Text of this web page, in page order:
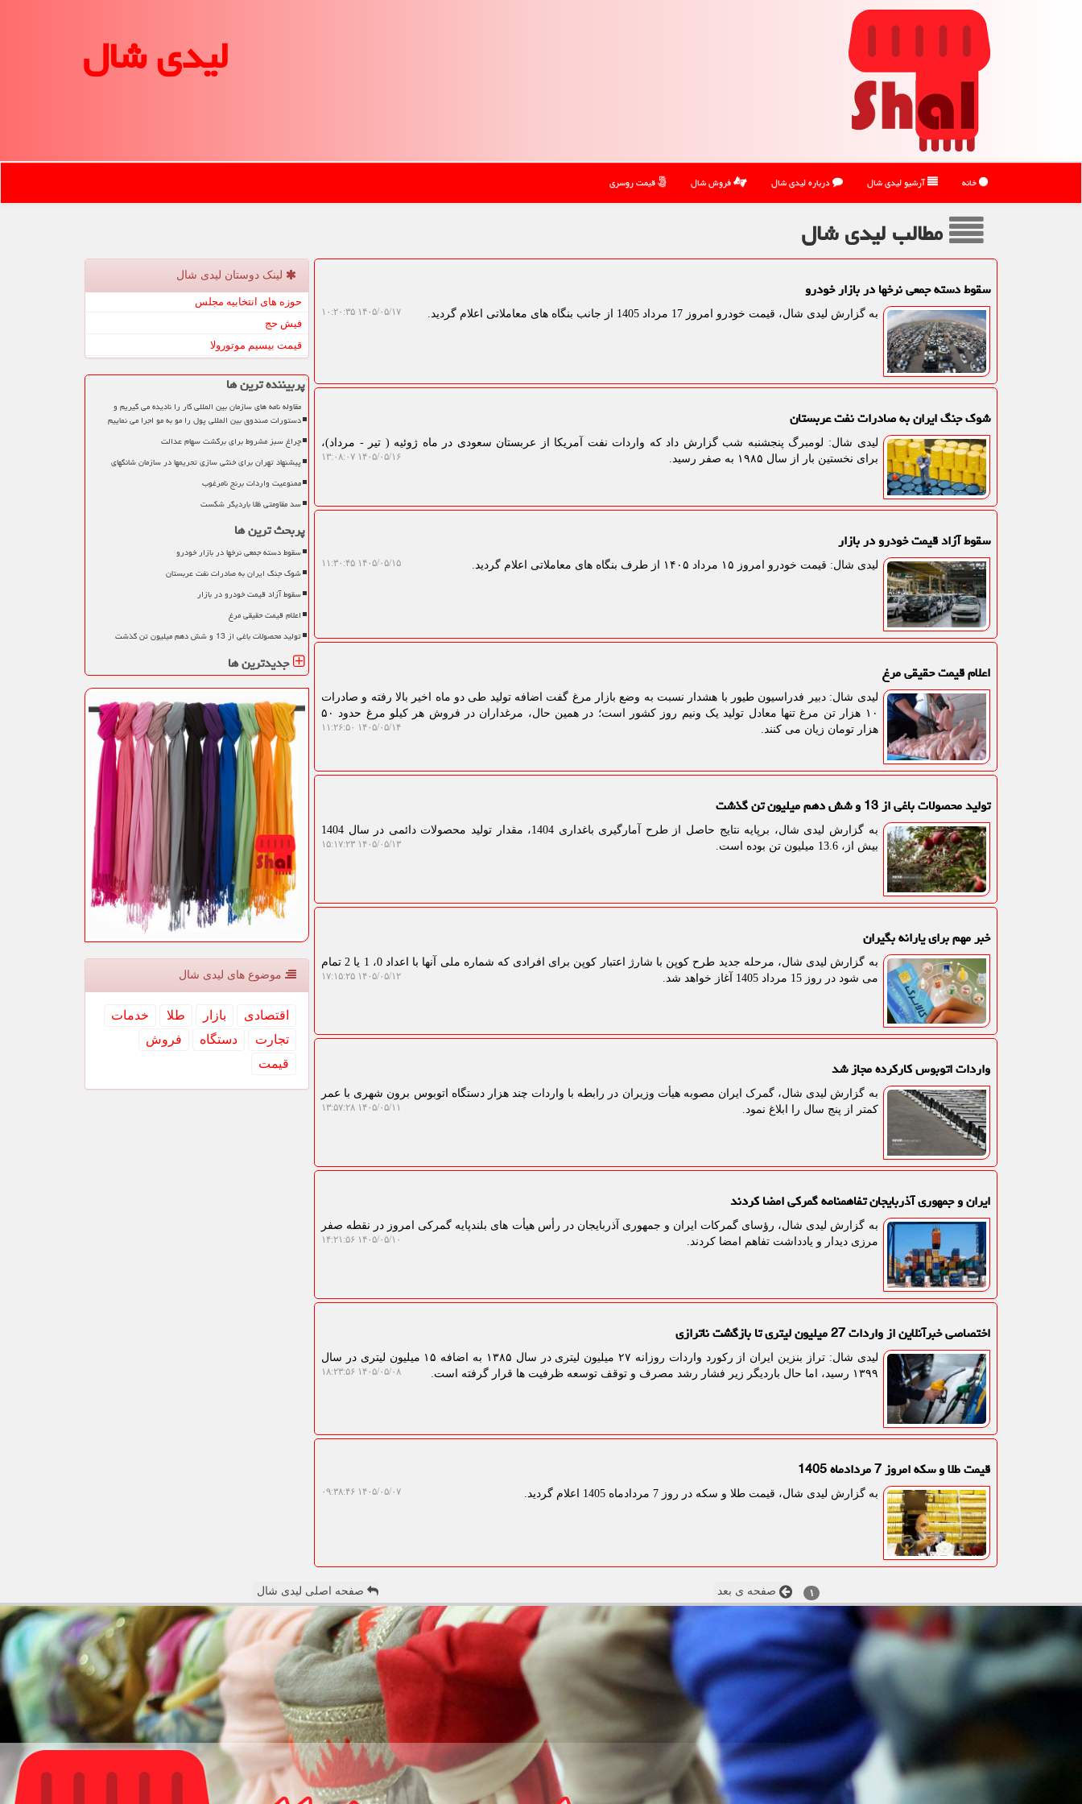
لیدی شال
خانه آرشیو لیدی شال درباره لیدی شال فروش شال قیمت روسری
مطالب لیدی شال
سقوط دسته جمعی نرخها در بازار خودرو
به گزارش لیدی شال، قیمت خودرو امروز 17 مرداد 1405 از جانب بنگاه های معاملاتی اعلام گردید. ۱۴۰۵/۰۵/۱۷ ۱۰:۲۰:۳۵
شوک جنگ ایران به صادرات نفت عربستان
لیدی شال: لومبرگ پنجشنبه شب گزارش داد که واردات نفت آمریکا از عربستان سعودی در ماه ژوئیه ( تیر - مرداد)،
برای نخستین بار از سال ۱۹۸۵ به صفر رسید.
۱۴۰۵/۰۵/۱۶ ۱۳:۰۸:۰۷
سقوط آزاد قیمت خودرو در بازار
لیدی شال: قیمت خودرو امروز ۱۵ مرداد ۱۴۰۵ از طرف بنگاه های معاملاتی اعلام گردید. ۱۴۰۵/۰۵/۱۵ ۱۱:۳۰:۴۵
اعلام قیمت حقیقی مرغ
لیدی شال: دبیر فدراسیون طیور با هشدار نسبت به وضع بازار مرغ گفت اضافه تولید طی دو ماه اخیر بالا رفته و صادرات
۱۰ هزار تن مرغ تنها معادل تولید یک ونیم روز کشور است؛ در همین حال، مرغداران در فروش هر کیلو مرغ حدود ۵۰
هزار تومان زیان می کنند.
۱۴۰۵/۰۵/۱۴ ۱۱:۲۶:۵۰
تولید محصولات باغی از 13 و شش دهم میلیون تن گذشت
به گزارش لیدی شال، برپایه نتایج حاصل از طرح آمارگیری باغداری 1404، مقدار تولید محصولات دائمی در سال 1404
بیش از، 13.6 میلیون تن بوده است.
۱۴۰۵/۰۵/۱۳ ۱۵:۱۷:۲۳
خبر مهم برای یارانه بگیران
به گزارش لیدی شال، مرحله جدید طرح کوپن با شارژ اعتبار کوپن برای افرادی که شماره ملی آنها با اعداد 0، 1 یا 2 تمام
می شود در روز 15 مرداد 1405 آغاز خواهد شد.
۱۴۰۵/۰۵/۱۲ ۱۷:۱۵:۲۵
واردات اتوبوس کارکرده مجاز شد
به گزارش لیدی شال، گمرک ایران مصوبه هیأت وزیران در رابطه با واردات چند هزار دستگاه اتوبوس برون شهری با عمر
کمتر از پنج سال را ابلاغ نمود.
۱۴۰۵/۰۵/۱۱ ۱۳:۵۷:۲۸
ایران و جمهوری آذربایجان تفاهمنامه گمرکی امضا کردند
به گزارش لیدی شال، رؤسای گمرکات ایران و جمهوری آذربایجان در رأس هیأت های بلندپایه گمرکی امروز در نقطه صفر
مرزی دیدار و یادداشت تفاهم امضا کردند.
۱۴۰۵/۰۵/۱۰ ۱۴:۲۱:۵۶
اختصاصی خبرآنلاین از واردات 27 میلیون لیتری تا بازگشت ناترازی
لیدی شال: تراز بنزین ایران از رکورد واردات روزانه ۲۷ میلیون لیتری در سال ۱۳۸۵ به اضافه ۱۵ میلیون لیتری در سال
۱۳۹۹ رسید، اما حال باردیگر زیر فشار رشد مصرف و توقف توسعه ظرفیت ها قرار گرفته است.
۱۴۰۵/۰۵/۰۸ ۱۸:۲۳:۵۶
قیمت طلا و سکه امروز 7 مردادماه 1405
به گزارش لیدی شال، قیمت طلا و سکه در روز 7 مردادماه 1405 اعلام گردید. ۱۴۰۵/۰۵/۰۷ ۰۹:۳۸:۴۶
لینک دوستان لیدی شال
حوزه های انتخابیه مجلس
فیش حج
قیمت بیسیم موتورولا
پربیننده ترین ها
مقاوله نامه های سازمان بین المللی کار را نادیده می گیریم و
دستورات صندوق بین المللی پول را مو به مو اجرا می نماییم
چراغ سبز مشروط برای برگشت سهام عدالت
پیشنهاد تهران برای خنثی سازی تحریمها در سازمان شانگهای
ممنوعیت واردات برنج نامرغوب
سد مقاومتی ظلا باردیگر شکست
پربحث ترین ها
سقوط دسته جمعی نرخها در بازار خودرو
شوک جنگ ایران به صادرات نفت عربستان
سقوط آزاد قیمت خودرو در بازار
اعلام قیمت حقیقی مرغ
تولید محصولات باغی از 13 و شش دهم میلیون تن گذشت
جدیدترین ها
موضوع های لیدی شال
اقتصادی بازار طلا
خدمات
تجارت
دستگاه
فروش
قیمت
۱ صفحه ی بعد صفحه اصلی لیدی شال